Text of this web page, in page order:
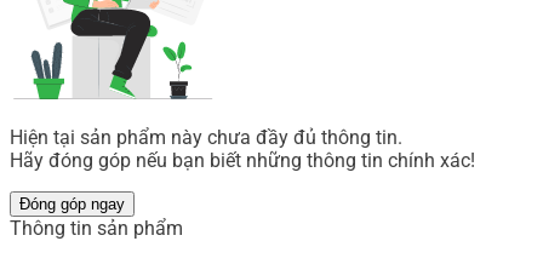
Hiện tại sản phẩm này chưa đầy đủ thông tin.
Hãy đóng góp nếu bạn biết những thông tin chính xác!
Đóng góp ngay
Thông tin sản phẩm